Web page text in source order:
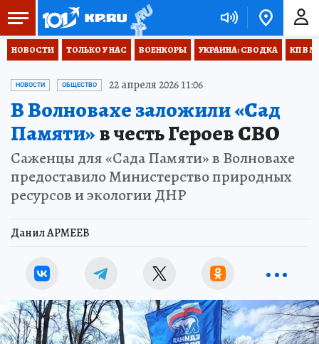
НОВОСТИ ТОЛЬКО У НАС ВОЕНКОРЫ УКРАИНА: СВОДКА КП В
НОВОСТИ ОБЩЕСТВО 22 апреля 2026 11:06
В Волновахе заложили «Сад
Памяти»в честь Героев СВО
Саженцы для «Сада Памяти» в Волновахе
предоставило Министерство природных
ресурсов и экологии ДНР
Данил АРМЕЕВ